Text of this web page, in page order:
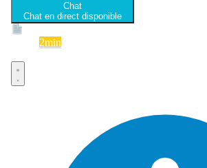
Chat
Chat en direct disponible
2min